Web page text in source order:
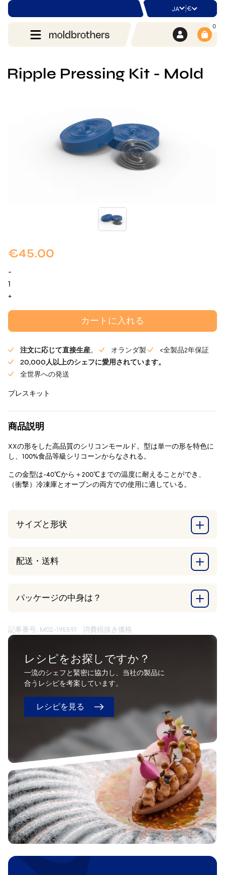
JA | €
0
Ripple Pressing Kit - Mold
€45.00
-
リ
ッ
プ
ス
キ
ッ
ト
個
+
カートに入れる
注文に応じて直接生産。 オランダ製
<全製品2年保証
20,000人以上のシェフに愛用されています。
全世界への発送
プレスキット
商品説明
XXの形をした高品質のシリコンモールド。型は単一の形を特色に
し、100%食品等級シリコーンからなされる。
この金型は-40℃から＋200℃までの温度に耐えることができ、
（衝撃）冷凍庫とオーブンの両方での使用に適している。
サイズと形状
配送・送料
パッケージの中身は？
記事番号: M02-195597 消費税抜き価格
レシピをお探しですか？
一流のシェフと緊密に協力し、当社の製品に
合うレシピを考案しています。
レシピを見る